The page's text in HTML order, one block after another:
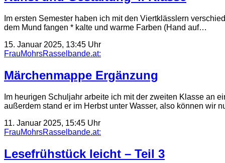
Im ersten Semester haben ich mit den Viertklässlern
dem Mund fangen * kalte und warme Farben (Hand auf…
15. Januar 2025, 13:45 Uhr
FrauMohrsRasselbande.at:
Märchenmappe Ergänzung
Im heurigen Schuljahr arbeite ich mit der zweiten Klasse an
außerdem stand er im Herbst unter Wasser, also können wir
11. Januar 2025, 15:45 Uhr
FrauMohrsRasselbande.at:
Lesefrühstück leicht – Teil 3